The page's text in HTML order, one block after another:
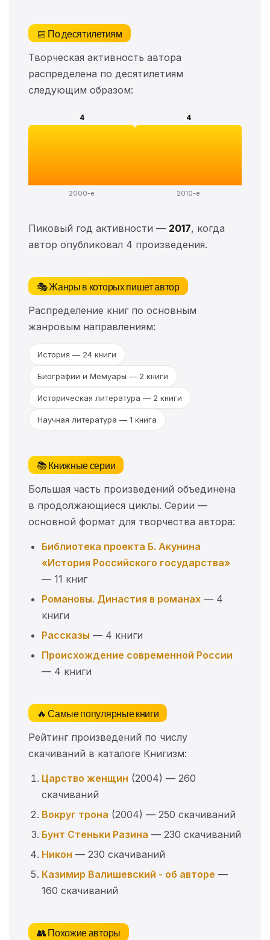
📅 По десятилетиям
Творческая активность автора
распределена по десятилетиям
следующим образом:
4
2000-е
4
2010-е
Пиковый год активности — 2017, когда
автор опубликовал 4 произведения.
🎭 Жанры в которых пишет автор
Распределение книг по основным
жанровым направлениям:
История — 24 книги
Биографии и Мемуары — 2 книги
Историческая литература — 2 книги
Научная литература — 1 книга
📚 Книжные серии
Большая часть произведений объединена
в продолжающиеся циклы. Серии —
основной формат для творчества автора:
Библиотека проекта Б. Акунина
«История Российского государства»
— 11 книг
Романовы. Династия в романах — 4
книги
Рассказы — 4 книги
Происхождение современной России
— 4 книги
🔥 Самые популярные книги
Рейтинг произведений по числу
скачиваний в каталоге Книгизм:
Царство женщин (2004) — 260
скачиваний
Вокруг трона (2004) — 250 скачиваний
Бунт Стеньки Разина — 230 скачиваний
Никон — 230 скачиваний
Казимир Валишевский - об авторе —
160 скачиваний
👥 Похожие авторы